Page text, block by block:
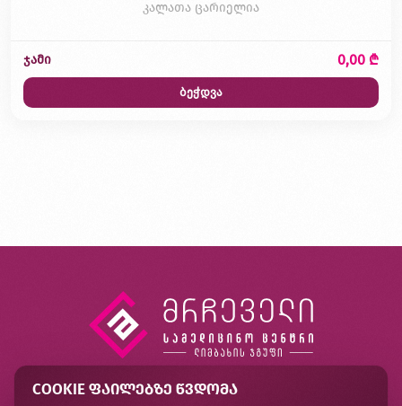
კალათა ცარიელია
ჯამი 0,00 ₾
ბეჭდვა
COOKIE ᲤᲐᲘᲚᲔᲑᲖᲔ ᲬᲕᲓᲝᲛᲐ